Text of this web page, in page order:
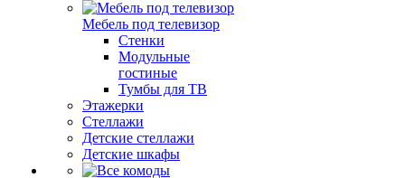
Мебель под телевизор
Стенки
Модульные
гостиные
Тумбы для ТВ
Этажерки
Стеллажи
Детские стеллажи
Детские шкафы